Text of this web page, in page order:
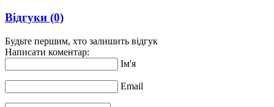
Відгуки (0)
Будьте першим, хто залишить відгук
Написати коментар:
Ім'я
Email